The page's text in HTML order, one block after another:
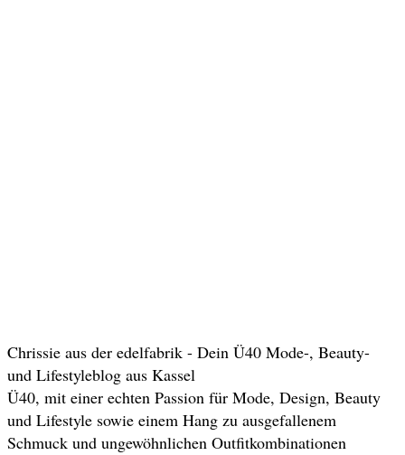
Chrissie aus der edelfabrik - Dein Ü40 Mode-, Beauty-
und Lifestyleblog aus Kassel
Ü40, mit einer echten Passion für Mode, Design, Beauty
und Lifestyle sowie einem Hang zu ausgefallenem
Schmuck und ungewöhnlichen Outfitkombinationen